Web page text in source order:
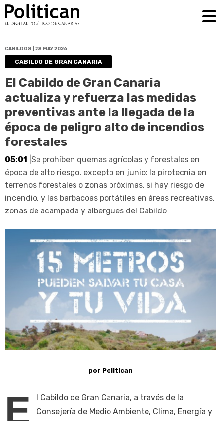
CABILDOS | 28 MAY 2026
CABILDO DE GRAN CANARIA
El Cabildo de Gran Canaria
actualiza y refuerza las medidas
preventivas ante la llegada de la
época de peligro alto de incendios
forestales
05:01 |Se prohíben quemas agrícolas y forestales en
época de alto riesgo, excepto en junio; la pirotecnia en
terrenos forestales o zonas próximas, si hay riesgo de
incendio, y las barbacoas portátiles en áreas recreativas,
zonas de acampada y albergues del Cabildo
por Politican
E
l Cabildo de Gran Canaria, a través de la
Consejería de Medio Ambiente, Clima, Energía y